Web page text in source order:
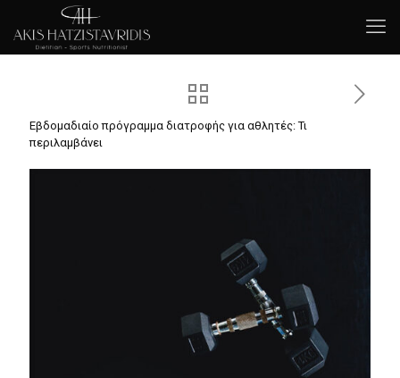
Εβδομαδιαίο πρόγραμμα διατροφής για αθλητές: Τι
περιλαμβάνει